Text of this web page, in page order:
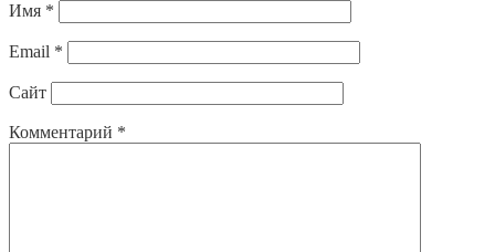
Имя *
Email *
Сайт
Комментарий *